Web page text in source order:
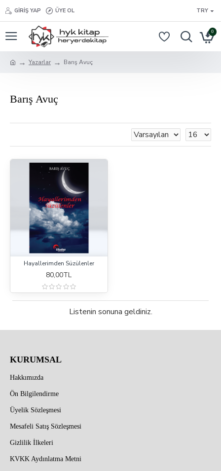
GIRIŞ YAP ÜYE OL TRY
0
Yazarlar Barış Avuç
Barış Avuç
Hayallerimden Süzülenler
80,00TL
Listenin sonuna geldiniz.
KURUMSAL
Hakkımızda
Ön Bilgilendirme
Üyelik Sözleşmesi
Mesafeli Satış Sözleşmesi
Gizlilik İlkeleri
KVKK Aydınlatma Metni